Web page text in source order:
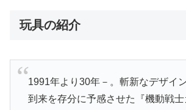
玩具の紹介
1991年より30年－。斬新なデザイ
到来を存分に予感させた『機動戦